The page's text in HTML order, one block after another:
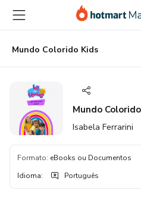
para
conteúdo
principal
para
pagamento
para
rodapé
Mundo Colorido Kids
Mundo
Isabela Ferrarini
Formato: eBooks ou Documentos
Idioma: Português